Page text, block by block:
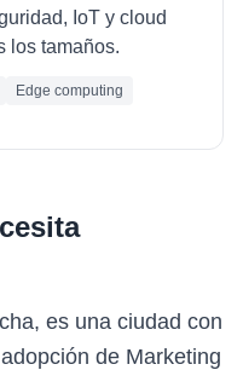
IoT y cloud
los tamaños.
Edge computing
es una ciudad con
de Marketing